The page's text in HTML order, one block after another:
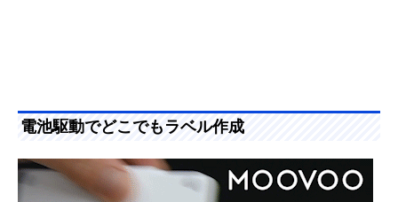
電池駆動でどこでもラベル作成